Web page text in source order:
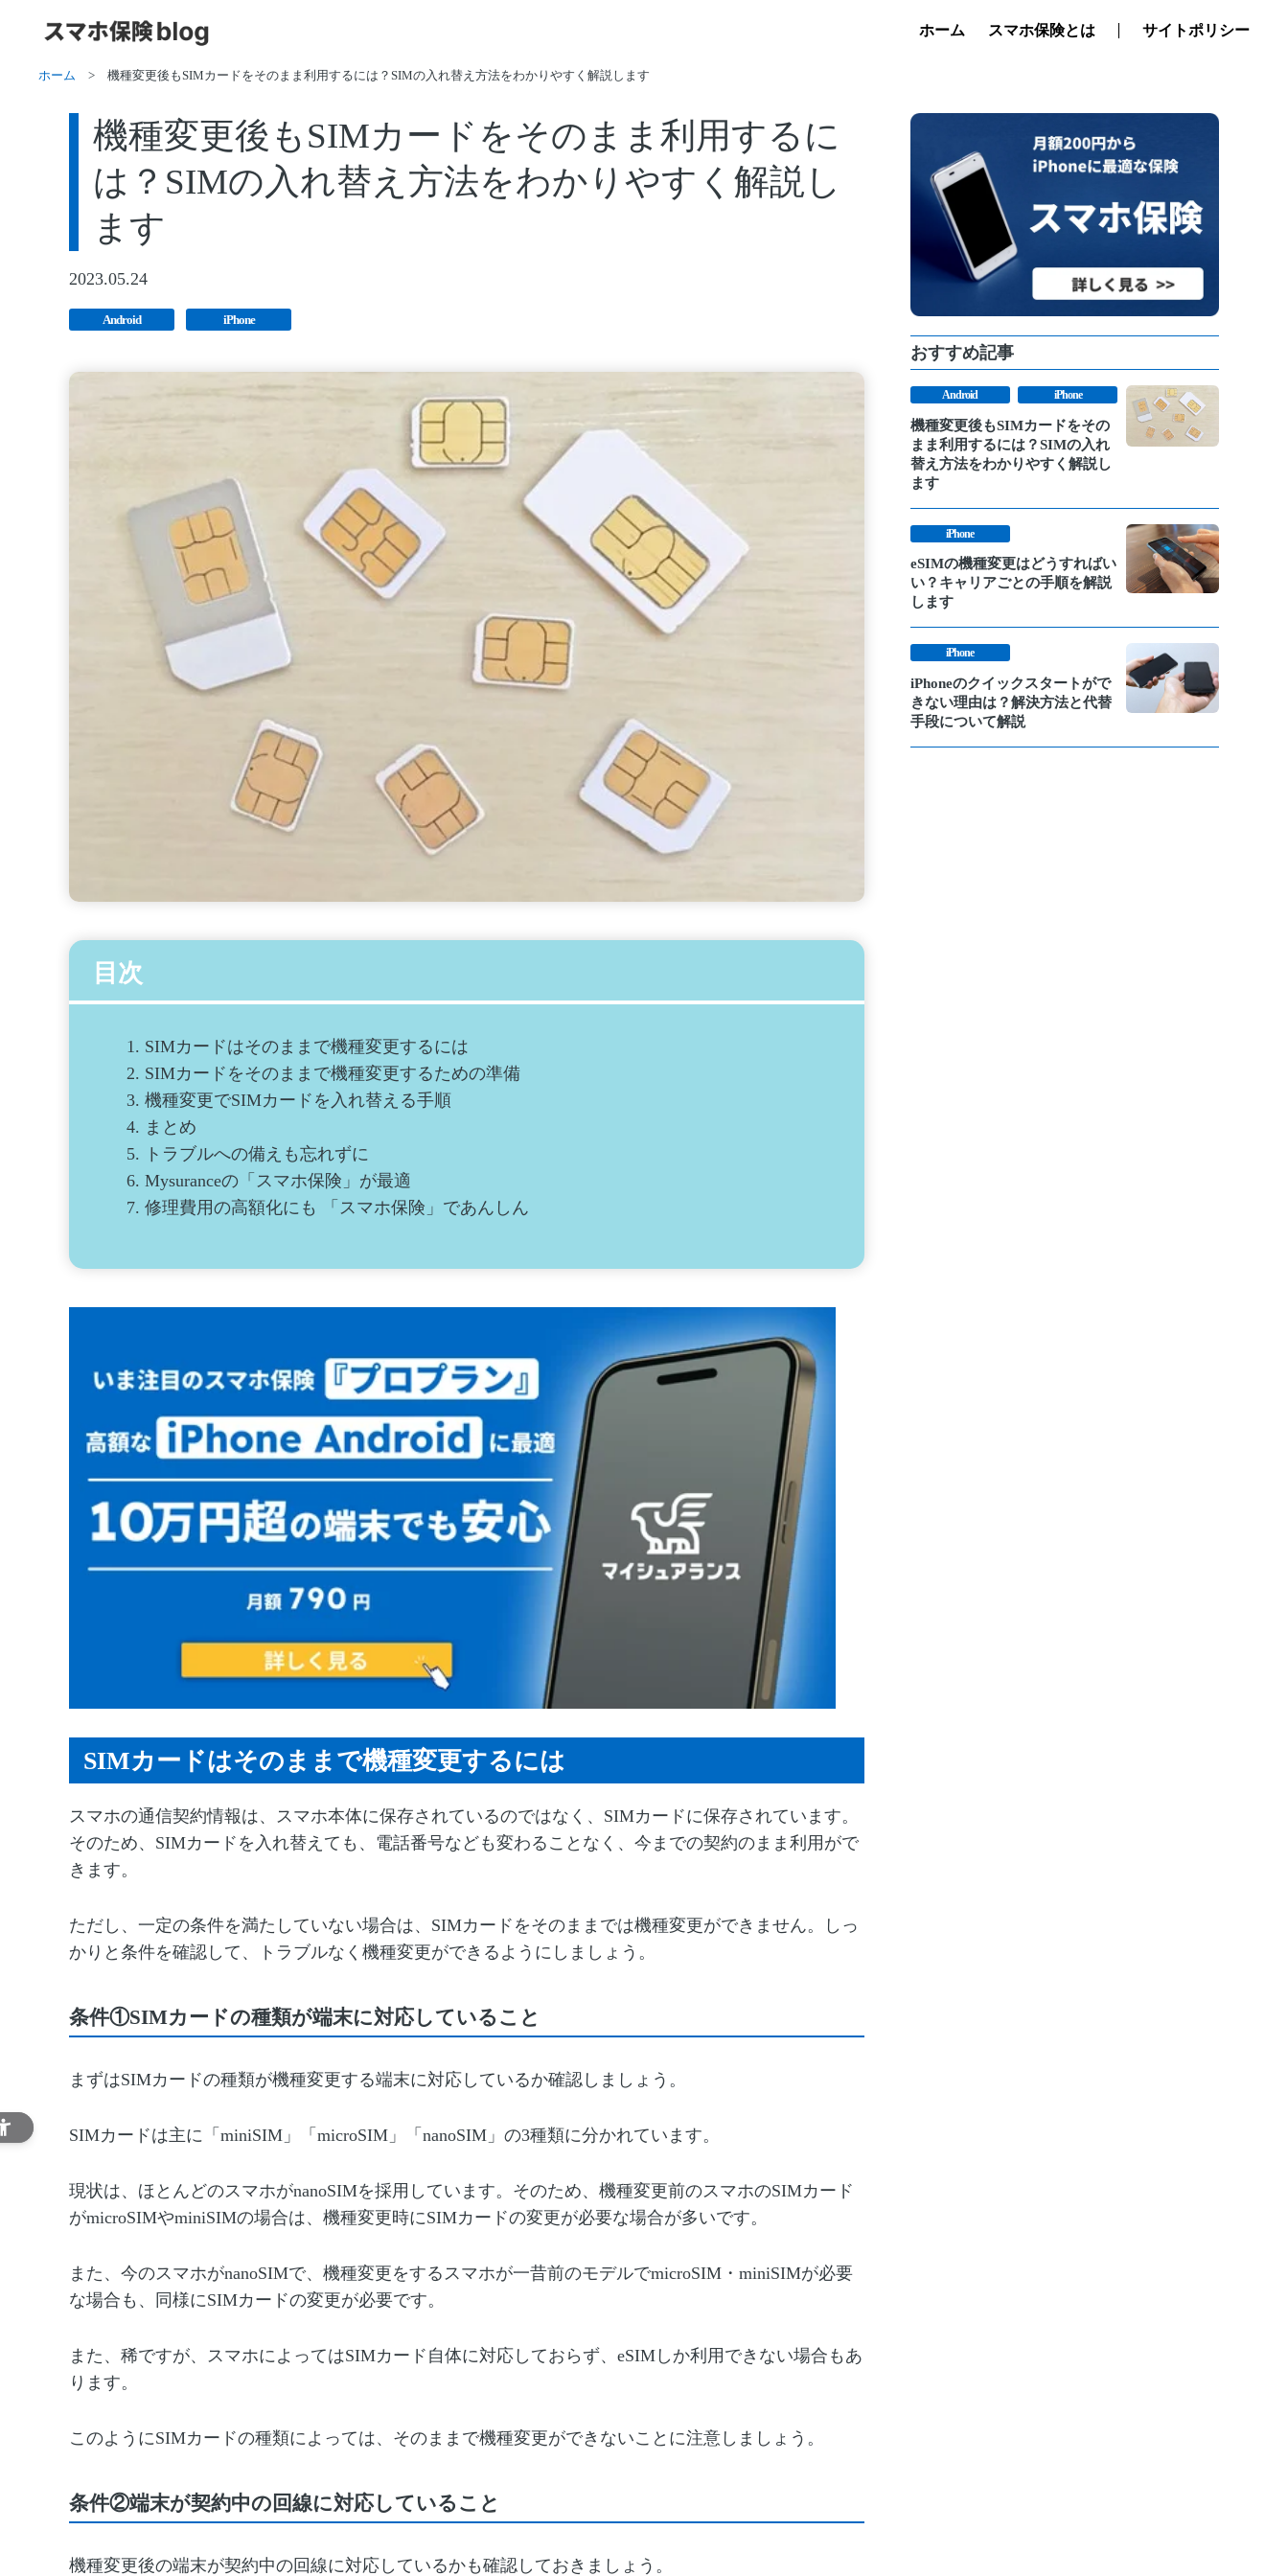
ホーム スマホ保険とは サイトポリシー
ホーム >機種変更後もSIMカードをそのまま利用するには？SIMの入れ替え方法をわかりやすく解説します
機種変更後もSIMカードをそのまま利用するに
は？SIMの入れ替え方法をわかりやすく解説し
ます
2023.05.24
Android iPhone
目次
1. SIMカードはそのままで機種変更するには
2. SIMカードをそのままで機種変更するための準備
3. 機種変更でSIMカードを入れ替える手順
4. まとめ
5. トラブルへの備えも忘れずに
6. Mysuranceの「スマホ保険」が最適
7. 修理費用の高額化にも 「スマホ保険」であんしん
SIMカードはそのままで機種変更するには
スマホの通信契約情報は、スマホ本体に保存されているのではなく、SIMカードに保存されています。
そのため、SIMカードを入れ替えても、電話番号なども変わることなく、今までの契約のまま利用がで
きます。
ただし、一定の条件を満たしていない場合は、SIMカードをそのままでは機種変更ができません。しっ
かりと条件を確認して、トラブルなく機種変更ができるようにしましょう。
条件①SIMカードの種類が端末に対応していること
まずはSIMカードの種類が機種変更する端末に対応しているか確認しましょう。
SIMカードは主に「miniSIM」「microSIM」「nanoSIM」の3種類に分かれています。
現状は、ほとんどのスマホがnanoSIMを採用しています。そのため、機種変更前のスマホのSIMカード
がmicroSIMやminiSIMの場合は、機種変更時にSIMカードの変更が必要な場合が多いです。
また、今のスマホがnanoSIMで、機種変更をするスマホが一昔前のモデルでmicroSIM・miniSIMが必要
な場合も、同様にSIMカードの変更が必要です。
また、稀ですが、スマホによってはSIMカード自体に対応しておらず、eSIMしか利用できない場合もあ
ります。
このようにSIMカードの種類によっては、そのままで機種変更ができないことに注意しましょう。
条件②端末が契約中の回線に対応していること
機種変更後の端末が契約中の回線に対応しているかも確認しておきましょう。
おすすめ記事
Android iPhone
機種変更後もSIMカードをその
まま利用するには？SIMの入れ
替え方法をわかりやすく解説し
ます
iPhone
eSIMの機種変更はどうすればい
い？キャリアごとの手順を解説
します
iPhone
iPhoneのクイックスタートがで
きない理由は？解決方法と代替
手段について解説